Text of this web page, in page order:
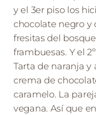
y el 3er piso los
chocolate negro y
fresitas del
frambuesas. Y el
Tarta de naranja
crema de
caramelo. La
vegana. Así que